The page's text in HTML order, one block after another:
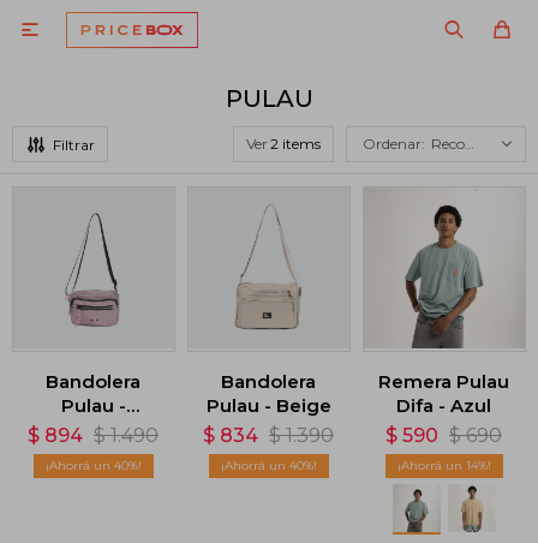

PULAU
Ver Recomendados
Bandolera
Pulau -
Rosado
$ 894 $ 1.490
40
Bandolera
Pulau - Beige
$ 834 $ 1.390
40
Remera Pulau
Difa - Azul
$ 590 $ 690
14